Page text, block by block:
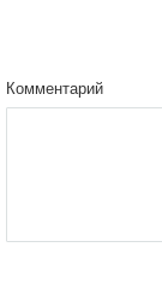
Комментарий